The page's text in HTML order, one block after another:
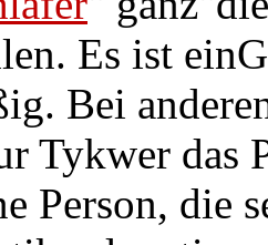
Es ist
Bei
Tykwer das
Person, die